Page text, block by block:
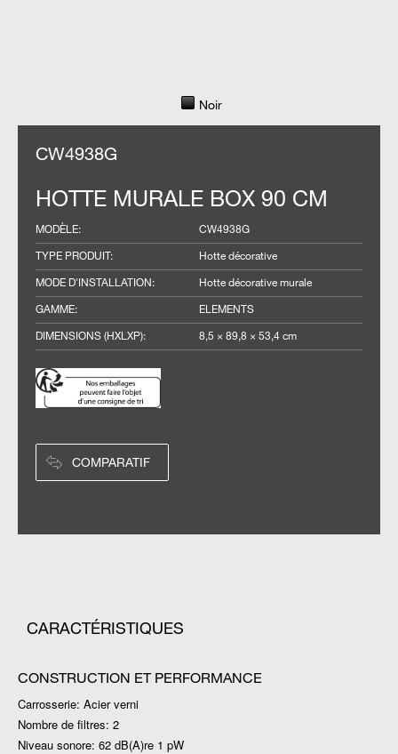
Noir
CW4938G
HOTTE MURALE BOX 90 CM
MODÈLE:
CW4938G
TYPE PRODUIT:
Hotte décorative
MODE D'INSTALLATION:
Hotte décorative murale
GAMME:
ELEMENTS
DIMENSIONS (HXLXP): 8,5 × 89,8 × 53,4 cm
COMPARATIF
CARACTÉRISTIQUES
CONSTRUCTION ET PERFORMANCE
Carrosserie: Acier verni
Nombre de filtres: 2
Niveau sonore: 62 dB(A)re 1 pW